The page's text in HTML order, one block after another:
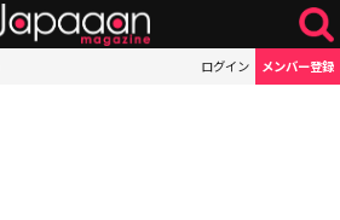
ログイン メンバー登録